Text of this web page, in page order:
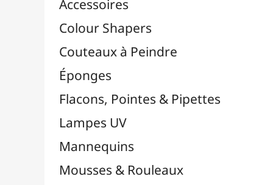
Pinceaux Par Marques
Pinceaux Bob Ross
Pinceaux Da Vinci
Pinceaux FM Brush
Pinceaux Liquitex
Pinceaux LUKAS
Pinceaux MILAN
Pinceaux NID'ART
Pinceaux O'Color
Pinceaux Pébéo
Pinceaux Raphaël